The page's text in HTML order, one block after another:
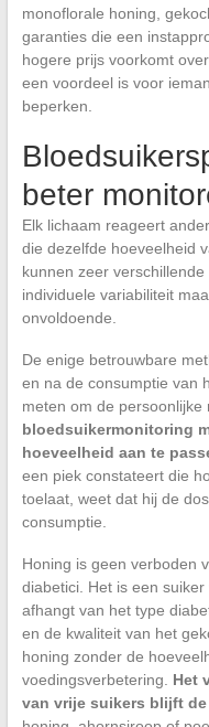
monoflorale honing,
garanties die een
hogere prijs voorkomt
een voordeel is voor
beperken.
beter
Elk lichaam reageert
die dezelfde hoeveelheid
kunnen zeer
individuele variabiliteit
onvoldoende.
De enige betrouwbare
en na de consumptie van
meten om de persoonlijke
bloedsuikermonitoring
hoeveelheid aan te
een piek constateert die
toelaat, weet dat hij de
consumptie.
Honing is geen verboden
diabetici. Het is een
afhangt van het type
en de kwaliteit van het
honing zonder de
voedingsverbetering. Het
van vrije suikers blijft